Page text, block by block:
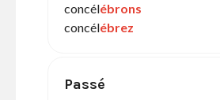
concélébrons
concélébrez
Passé